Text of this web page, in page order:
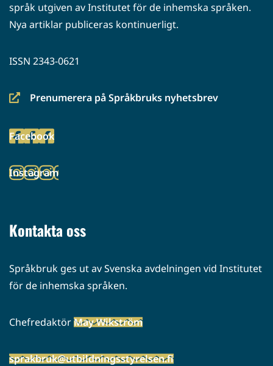
språk utgiven av Institutet för de inhemska språken.
Nya artiklar publiceras kontinuerligt.
ISSN 2343-0621
Prenumerera på Språkbruks nyhetsbrev
(siirryt
palveluun)
Facebook
(siirryt
palveluun)
Instagram
(siirryt
Kontakta oss
Språkbruk ges ut av Svenska avdelningen vid Institutet
för de inhemska språken.
ChefredaktörMay Wikström
sprakbruk@utbildningsstyrelsen.fi